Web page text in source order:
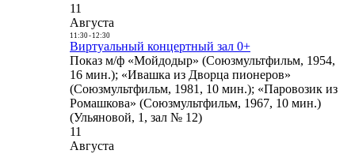
11
Августа
11:30- 12:30
Виртуальный концертный зал 0+
Показ м/ф «Мойдодыр» (Союзмультфильм, 1954,
16 мин.); «Ивашка из Дворца пионеров»
(Союзмультфильм, 1981, 10 мин.); «Паровозик из
Ромашкова» (Союзмультфильм, 1967, 10 мин.)
(Ульяновой, 1, зал № 12)
11
Августа